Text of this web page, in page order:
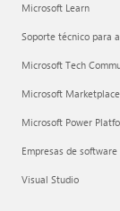
Microsoft Learn
Soporte técnico para
Microsoft Tech
Microsoft Marketplace
Microsoft Power
Empresas de software
Visual Studio